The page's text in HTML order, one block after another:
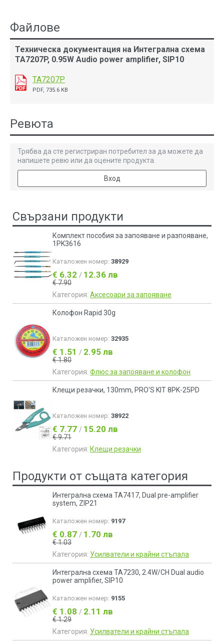
Файлове
Техническа документация на Интегрална схема
TA7207P, 0.95W Audio power amplifier, SIP10
TA7207P
PDF, 735.6 KB
Ревюта
Трябва да сте регистриран потребител за да можете да
напишете ревю или да оцените продукта.
Вход
Свързани продукти
Комплект пособия за запояване и разпояване,
1PK3616
Каталожен номер: 38929
€ 6.32 / 12.36 лв
€ 7.90
Категория: Аксесоари за запояване
Колофон Rapid 30g
Каталожен номер: 32935
€ 1.51 / 2.95 лв
€ 1.80
Категория: Флюс за запояване и колофон
Клещи резачки, 130mm, PRO'S KIT 8PK-25PD
Каталожен номер: 38922
€ 7.77 / 15.20 лв
€ 9.71
Категория: Клещи резачки
Продукти от същата категория
Интегрална схема TA7417, Dual pre-amplifier
system, ZIP21
Каталожен номер: 9197
€ 0.87 / 1.70 лв
€ 1.03
Категория: Усилватели и крайни стъпала
Интегрална схема TA7230, 2.4W/CH Dual audio
power amplifier, SIP10
Каталожен номер: 9155
€ 1.08 / 2.11 лв
€ 1.29
Категория: Усилватели и крайни стъпала